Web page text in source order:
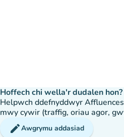
Hoffech chi wella'r dudalen hon?
Helpwch ddefnyddwyr
mwy cywir (traffig, oriau agor,
editAwgrymu addasiad